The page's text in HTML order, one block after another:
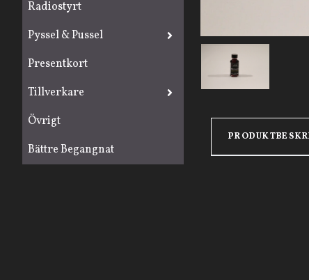
Radiostyrt
Pyssel & Pussel
Presentkort
Tillverkare
Övrigt
Bättre Begangnat